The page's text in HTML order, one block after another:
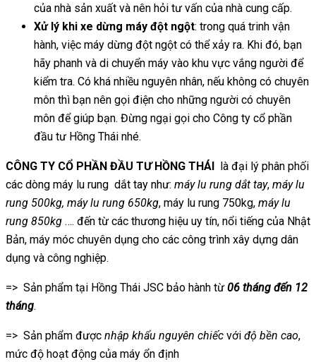
của nhà sản xuất và nên hỏi tư vấn của nhà cung cấp.
Xử lý khi xe dừng máy đột ngột: trong quá trinh vận
hành, việc máy dừng đột ngột có thể xảy ra. Khi đó, bạn
hãy phanh và di chuyển máy vào khu vực vắng người để
kiểm tra. Có khá nhiều nguyên nhân, nếu không có chuyên
môn thì bạn nên gọi điện cho những người có chuyên
môn để giúp bạn. Đừng ngại gọi cho Công ty cổ phần
đầu tư Hồng Thái nhé.
CÔNG TY CỔ PHẦN ĐẦU TƯ HỒNG THÁI là đại lý phân phối
các dòng máy lu rung dắt tay như: máy lu rung dắt tay, máy lu
rung 500kg, máy lu rung 650kg, máy lu rung 750kg, máy lu
rung 850kg …. đến từ các thương hiệu uy tín, nổi tiếng của Nhật
Bản, máy móc chuyên dụng cho các công trình xây dựng dân
dụng và công nghiệp.
=> Sản phẩm tại Hồng Thái JSC bảo hành từ 06 tháng đến 12
tháng.
=> Sản phẩm được nhập khẩu nguyên chiếc với độ bền cao,
mức độ hoạt động của máy ổn định